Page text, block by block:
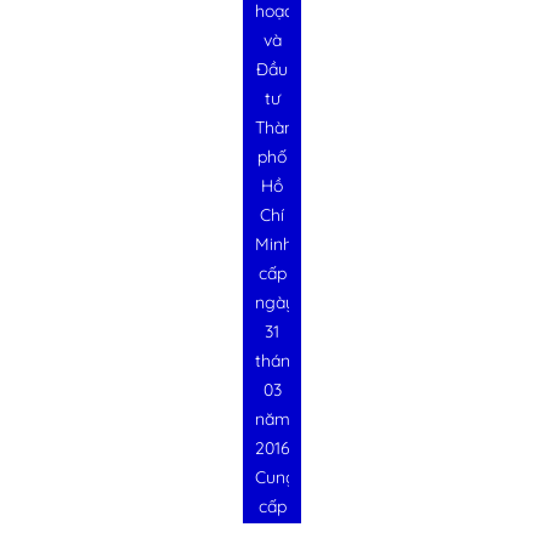
hoạch
và
Đầu
tư
Thành
phố
Hồ
Chí
Minh
cấp
ngày
31
tháng
03
năm
2016
Cung
cấp